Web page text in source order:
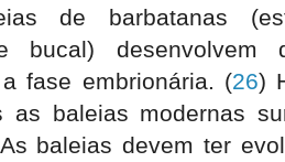
de barbatanas
bucal) desenvolvem
fase embrionária. (26)
as baleias modernas
baleias devem ter